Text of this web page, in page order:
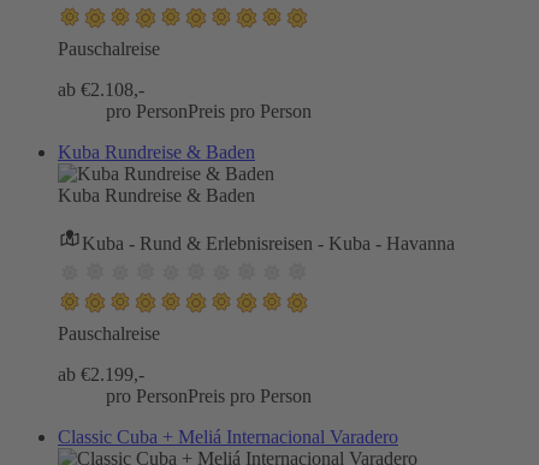
Pauschalreise
ab €2.108,-
pro PersonPreis pro Person
Kuba Rundreise & Baden
Kuba Rundreise & Baden
Kuba - Rund & Erlebnisreisen - Kuba - Havanna
Pauschalreise
ab €2.199,-
pro PersonPreis pro Person
Classic Cuba + Meliá Internacional Varadero